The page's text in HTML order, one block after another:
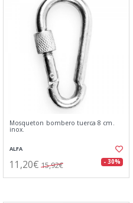
Mosqueton bombero tuerca 8 cm.
inox.
ALFA
11,20€ 15,92€ - 30%